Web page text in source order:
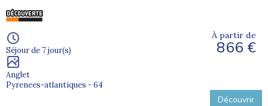
Séjour de 7 jour(s)
Anglet
Pyrenees-atlantiques - 64
À partir de
866 €
Découvrir